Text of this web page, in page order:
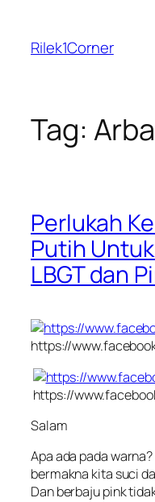
content
Rilek1Corner
Tag:
Perlukah
Putih
LBGT dan
https://
https://
Salam
Apa ada pada
bermakna kita suci
Dan berbaju pink